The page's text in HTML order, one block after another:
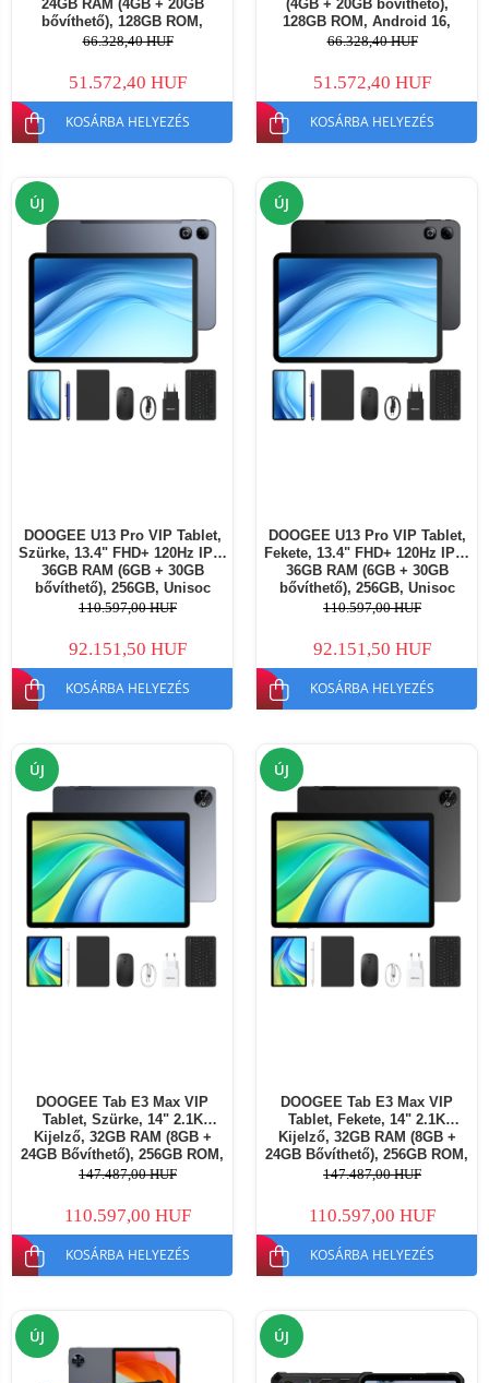
24GB RAM (4GB + 20GB
bővíthető), 128GB ROM,
Android 16, 8580mAh, Gyerek
66.328,40 HUF
51.572,40 HUF
KOSÁRBA HELYEZÉS
(4GB + 20GB bővíthető),
128GB ROM, Android 16,
8580mAh, Gyerek
66.328,40 HUF
51.572,40 HUF
KOSÁRBA HELYEZÉS
ÚJ
DOOGEE U13 Pro VIP Tablet,
Szürke, 13.4" FHD+ 120Hz IPS,
36GB RAM (6GB + 30GB
bővíthető), 256GB, Unisoc
T7300, 11000mAh, Android 16
110.597,00 HUF
92.151,50 HUF
KOSÁRBA HELYEZÉS
ÚJ
DOOGEE U13 Pro VIP Tablet,
Fekete, 13.4" FHD+ 120Hz IPS,
36GB RAM (6GB + 30GB
bővíthető), 256GB, Unisoc
T7300, 11000mAh, Android 16
110.597,00 HUF
92.151,50 HUF
KOSÁRBA HELYEZÉS
ÚJ
DOOGEE Tab E3 Max VIP
Tablet, Szürke, 14" 2.1K
Kijelző, 32GB RAM (8GB +
24GB Bővíthető), 256GB ROM,
Helio G100 Octa-Core, 16MP
Akkumulátor, Android 15,
Quad Hangszóró
147.487,00 HUF
110.597,00 HUF
KOSÁRBA HELYEZÉS
ÚJ
DOOGEE Tab E3 Max VIP
Tablet, Fekete, 14" 2.1K
Kijelző, 32GB RAM (8GB +
24GB Bővíthető), 256GB ROM,
Helio G100 Octa-Core, 16MP
Akkumulátor, Android 15,
Quad Hangszóró
147.487,00 HUF
110.597,00 HUF
KOSÁRBA HELYEZÉS
ÚJ ÚJ